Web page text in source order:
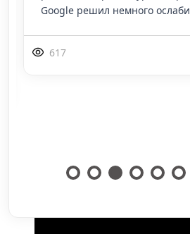
Google решил немного
617